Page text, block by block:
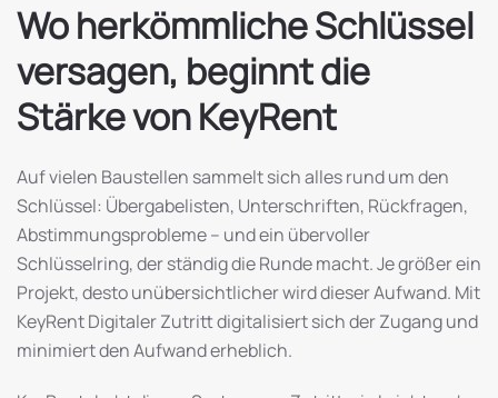
Wo herkömmliche Schlüssel
versagen, beginnt die
Stärke von KeyRent
Auf vielen Baustellen sammelt sich alles rund um den
Schlüssel: Übergabelisten, Unterschriften, Rückfragen,
Abstimmungsprobleme – und ein übervoller
Schlüsselring, der ständig die Runde macht. Je größer ein
Projekt, desto unübersichtlicher wird dieser Aufwand. Mit
KeyRent Digitaler Zutritt digitalisiert sich der Zugang und
minimiert den Aufwand erheblich.